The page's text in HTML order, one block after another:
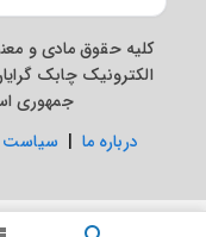
کلیه حقوق مادی و
الکترونیک چابک
جمهوری
درباره ما | سیاست